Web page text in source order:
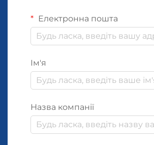
Електронна пошта
Ім'я
Назва компанії